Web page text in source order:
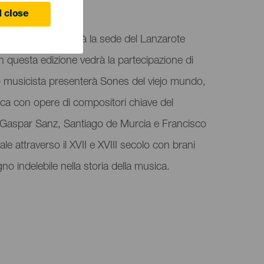
close
a Teguise sarà la sede del Lanzarote
questa edizione vedrà la partecipazione di
presenterà Sones del viejo mundo,
con opere di compositori chiave del
Sanz, Santiago de Murcia e Francisco
attraverso il XVII e XVIII secolo con brani
indelebile nella storia della musica.